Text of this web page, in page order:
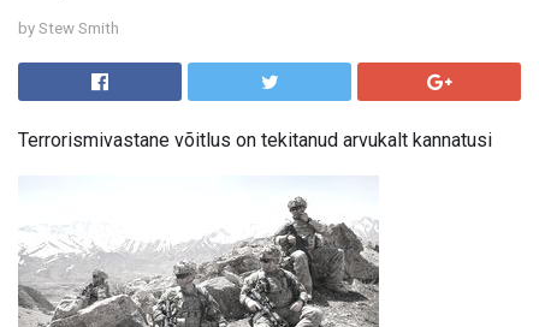
by Stew Smith
Terrorismivastane võitlus on tekitanud arvukalt kannatusi